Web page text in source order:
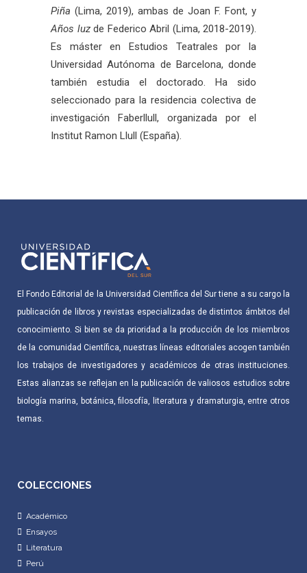
Piña (Lima, 2019), ambas de Joan F. Font, y
Años luzde Federico Abril (Lima, 2018-2019).
Es máster en Estudios Teatrales por la
Universidad Autónoma de Barcelona, donde
también estudia el doctorado. Ha sido
seleccionado para la residencia colectiva de
investigación Faberllull, organizada por el
Institut Ramon Llull (España).
El Fondo Editorial de la Universidad Científica del Sur tiene a su cargo la
publicación de libros y revistas especializadas de distintos ámbitos del
conocimiento. Si bien se da prioridad a la producción de los miembros
de la comunidad Científica, nuestras líneas editoriales acogen también
los trabajos de investigadores y académicos de otras instituciones.
Estas alianzas se reflejan en la publicación de valiosos estudios sobre
biología marina, botánica, filosofía, literatura y dramaturgia, entre otros
temas.
COLECCIONES
Académico
Ensayos
Literatura
Perú